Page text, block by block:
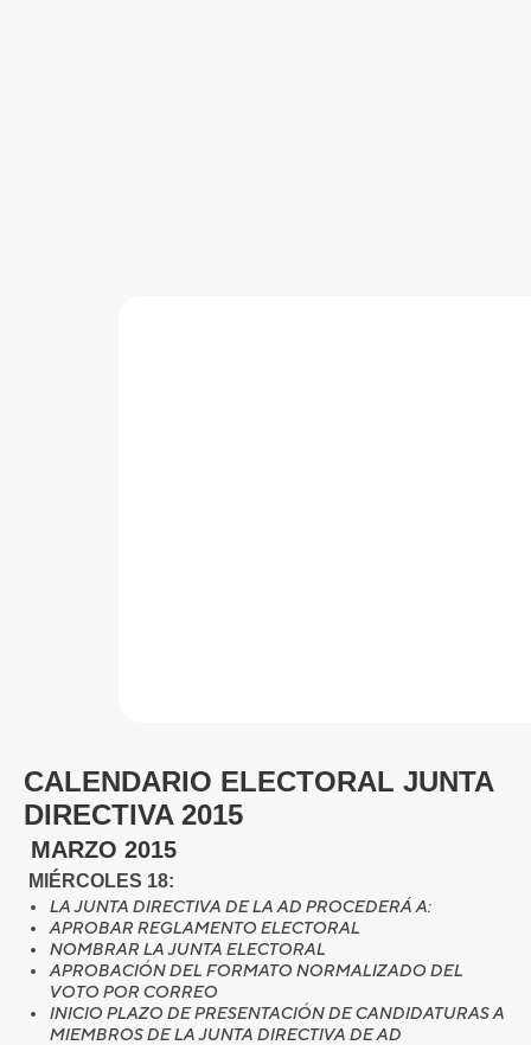
CALENDARIO ELECTORAL JUNTA
DIRECTIVA 2015
MARZO 2015
MIÉRCOLES 18:
LA JUNTA DIRECTIVA DE LA AD PROCEDERÁ A:
APROBAR REGLAMENTO ELECTORAL
NOMBRAR LA JUNTA ELECTORAL
APROBACIÓN DEL FORMATO NORMALIZADO DEL
VOTO POR CORREO
INICIO PLAZO DE PRESENTACIÓN DE CANDIDATURAS A
MIEMBROS DE LA JUNTA DIRECTIVA DE AD